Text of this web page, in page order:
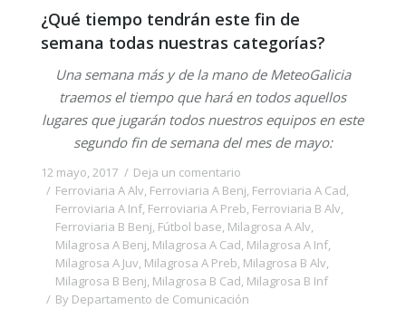
¿Qué tiempo tendrán este fin de
semana todas nuestras categorías?
Una semana más y de la mano de MeteoGalicia
traemos el tiempo que hará en todos aquellos
lugares que jugarán todos nuestros equipos en este
segundo fin de semana del mes de mayo:
12 mayo, 2017
Deja un comentario
Ferroviaria A Alv, Ferroviaria A Benj, Ferroviaria A Cad,
Ferroviaria A Inf, Ferroviaria A Preb, Ferroviaria B Alv,
Ferroviaria B Benj, Fútbol base, Milagrosa A Alv,
Milagrosa A Benj, Milagrosa A Cad, Milagrosa A Inf,
Milagrosa A Juv, Milagrosa A Preb, Milagrosa B Alv,
Milagrosa B Benj, Milagrosa B Cad, Milagrosa B Inf
By Departamento de Comunicación